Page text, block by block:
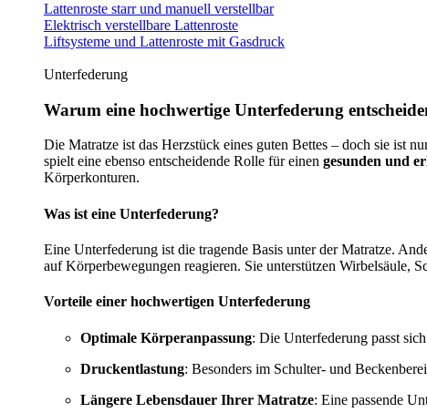
Lattenroste starr und manuell verstellbar
Elektrisch verstellbare Lattenroste
Liftsysteme und Lattenroste mit Gasdruck
Unterfederung
Warum eine hochwertige Unterfederung
Die Matratze ist das Herzstück eines guten Bettes – doch sie ist
spielt eine ebenso entscheidende Rolle für einen gesunden und
Körperkonturen.
Was ist eine Unterfederung?
Eine Unterfederung ist die tragende Basis unter der Matratze.
auf Körperbewegungen reagieren. Sie unterstützen Wirbelsäule,
Vorteile einer hochwertigen Unterfederung
Optimale Körperanpassung: Die Unterfederung passt
Druckentlastung: Besonders im Schulter- und
Längere Lebensdauer Ihrer Matratze: Eine passende